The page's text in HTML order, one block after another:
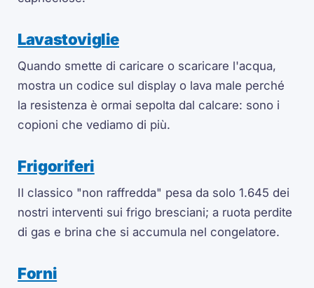
Lavastoviglie
Quando smette di caricare o scaricare l'acqua,
mostra un codice sul display o lava male perché
la resistenza è ormai sepolta dal calcare: sono i
copioni che vediamo di più.
Frigoriferi
Il classico "non raffredda" pesa da solo 1.645 dei
nostri interventi sui frigo bresciani; a ruota perdite
di gas e brina che si accumula nel congelatore.
Forni